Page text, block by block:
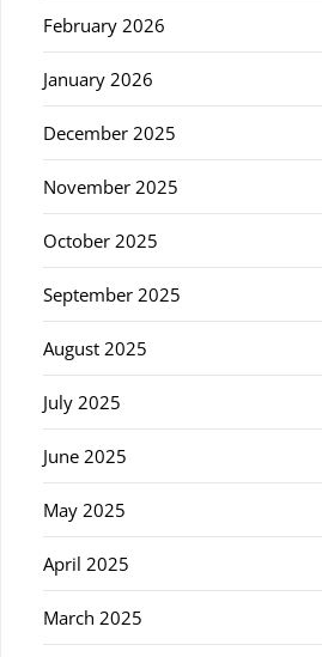
February 2026
January 2026
December 2025
November 2025
October 2025
September 2025
August 2025
July 2025
June 2025
May 2025
April 2025
March 2025